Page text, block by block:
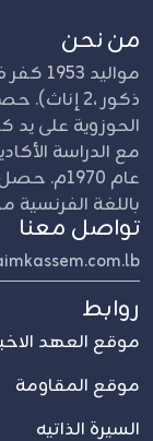
من نحن
ذكور ،2
الحوزوية على يد
مع الدراسة
عام
باللغة الفرنسية
تواصل معنا
روابط
موقع العهد
موقع المقاومة
السيرة الذاتيه